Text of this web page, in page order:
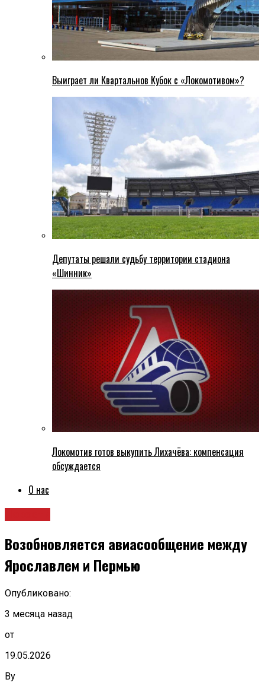
Выиграет ли Квартальнов Кубок с «Локомотивом»?
Депутаты решали судьбу территории стадиона
«Шинник»
Локомотив готов выкупить Лихачёва: компенсация
обсуждается
О нас
Возобновляется авиасообщение между
Ярославлем и Пермью
Опубликовано:
3 месяца назад
от
19.05.2026
By